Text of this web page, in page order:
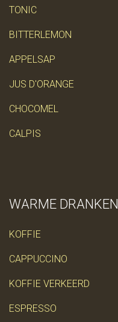
TONIC
BITTERLEMON
APPELSAP
JUS D'ORANGE
CHOCOMEL
CALPIS
WARME DRANKEN
KOFFIE
CAPPUCCINO
KOFFIE VERKEERD
ESPRESSO